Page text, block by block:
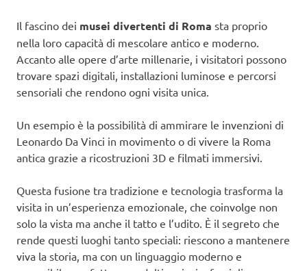
Il fascino dei musei divertenti di Roma sta proprio
nella loro capacità di mescolare antico e moderno.
Accanto alle opere d’arte millenarie, i visitatori possono
trovare spazi digitali, installazioni luminose e percorsi
sensoriali che rendono ogni visita unica.
Un esempio è la possibilità di ammirare le invenzioni di
Leonardo Da Vinci in movimento o di vivere la Roma
antica grazie a ricostruzioni 3D e filmati immersivi.
Questa fusione tra tradizione e tecnologia trasforma la
visita in un’esperienza emozionale, che coinvolge non
solo la vista ma anche il tatto e l’udito. È il segreto che
rende questi luoghi tanto speciali: riescono a mantenere
viva la storia, ma con un linguaggio moderno e